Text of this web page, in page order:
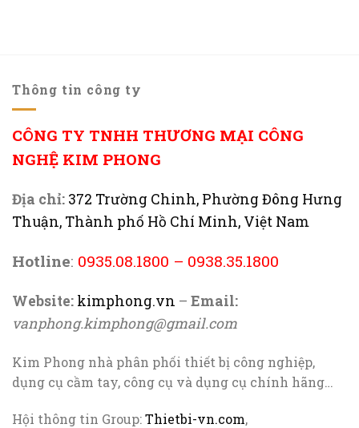
Thông tin công ty
CÔNG TY TNHH THƯƠNG MẠI CÔNG
NGHỆ KIM PHONG
Địa chỉ: 372 Trường Chinh, Phường Đông Hưng
Thuận, Thành phố Hồ Chí Minh, Việt Nam
Hotline: 0935.08.1800 – 0938.35.1800
Website: kimphong.vn – Email:
vanphong.kimphong@gmail.com
Kim Phong nhà phân phối thiết bị công nghiệp,
dụng cụ cầm tay, công cụ và dụng cụ chính hãng…
Hội thông tin Group:Thietbi-vn.com,